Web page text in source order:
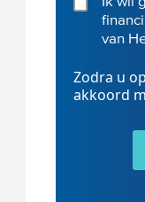
van
Zodra u
akkoord